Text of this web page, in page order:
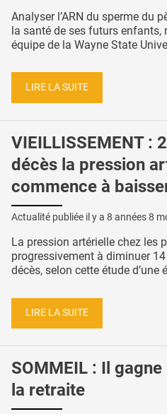
Analyser l’ARN du sperme du
la santé de ses futurs enfants,
équipe de la Wayne State
LIRE LA SUITE
VIEILLISSEMENT :
décès la pression
commence à
Actualité publiée il y a 8 années 8
La pression artérielle chez les
progressivement à diminuer
décès, selon cette étude d’une
LIRE LA SUITE
SOMMEIL : Il
la retraite